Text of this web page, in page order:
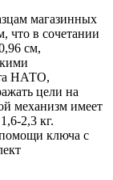
магазинных
что в сочетании
см,
НАТО,
цели на
механизм имеет
2,3 кг.
помощи ключа с